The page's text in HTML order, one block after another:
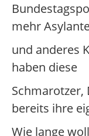
mehr
und anderes
haben diese
bereits ihre
Wie lange